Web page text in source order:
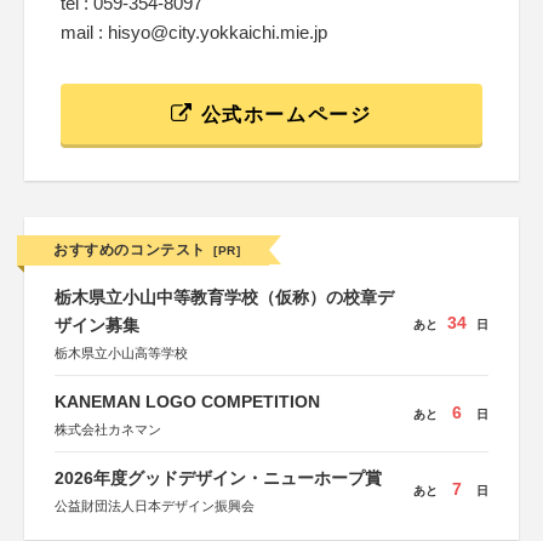
mail : hisyo@city.yokkaichi.mie.jp
公式ホームページ
おすすめのコンテスト [PR]
栃木県立小山中等教育学校（仮称）の校章デ
ザイン募集
栃木県立小山高等学校
あと 34 日
KANEMAN LOGO COMPETITION
株式会社カネマン
あと 6 日
2026年度グッドデザイン・ニューホープ賞
公益財団法人日本デザイン振興会
あと 7 日